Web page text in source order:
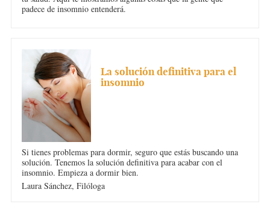
padece de insomnio entenderá.
La solución definitiva para el
insomnio
Si tienes problemas para dormir, seguro que estás buscando una
solución. Tenemos la solución definitiva para acabar con el
insomnio. Empieza a dormir bien.
Laura Sánchez,Filóloga